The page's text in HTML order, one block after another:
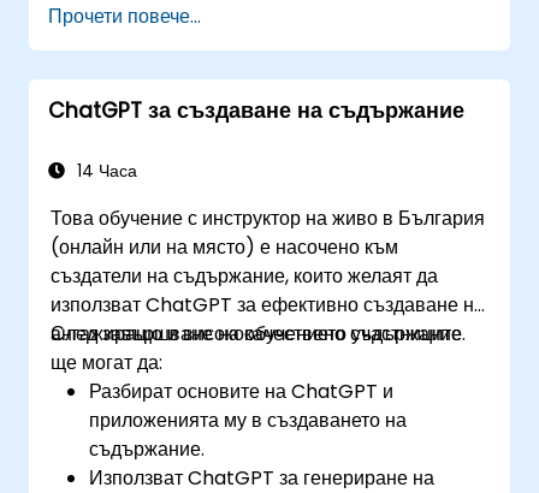
финансови насоки.
Автоматизират рутинни банкови задачи с
помощта на ChatGPT.
Внедряват ChatGPT за съответствие и
Прочети повече...
ChatGPT за създаване на съдържание
14 Часа
Това обучение с инструктор на живо в България
(онлайн или на място) е насочено към
създатели на съдържание, които желаят да
използват ChatGPT за ефективно създаване на
ангажиращо и висококачествено съдържание.
След завършване на обучението участниците
ще могат да:
Разбират основите на ChatGPT и
приложенията му в създаването на
съдържание.
Използват ChatGPT за генериране на